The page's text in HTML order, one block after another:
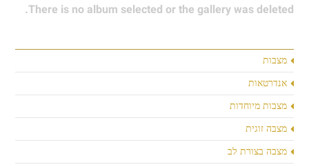
מצבות
אנדרטאות
מצבות מיוחדות
מצבה זוגית
מצבה בצורת לב
There is no album selected or the gallery was deleted.